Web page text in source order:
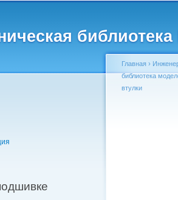
Вы здесь
Главная ›
библиотека
втулки